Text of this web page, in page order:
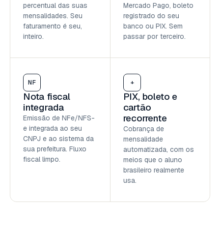
percentual das suas
mensalidades. Seu
faturamento é seu,
inteiro.
Mercado Pago, boleto
registrado do seu
banco ou PIX. Sem
passar por terceiro.
NF
Nota fiscal
integrada
Emissão de NFe/NFS-
e integrada ao seu
CNPJ e ao sistema da
sua prefeitura. Fluxo
fiscal limpo.
+
PIX, boleto e
cartão
recorrente
Cobrança de
mensalidade
automatizada, com os
meios que o aluno
brasileiro realmente
usa.